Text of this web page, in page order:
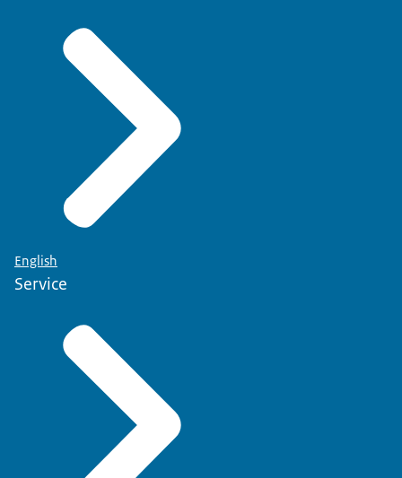
English
Service